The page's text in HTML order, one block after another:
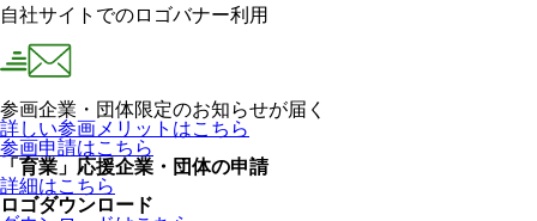
自社サイトでのロゴバナー利用
参画企業・団体限定のお知らせが届く
詳しい参画メリットはこちら
参画申請はこちら
「育業」応援企業・団体の申請
詳細はこちら
ロゴダウンロード